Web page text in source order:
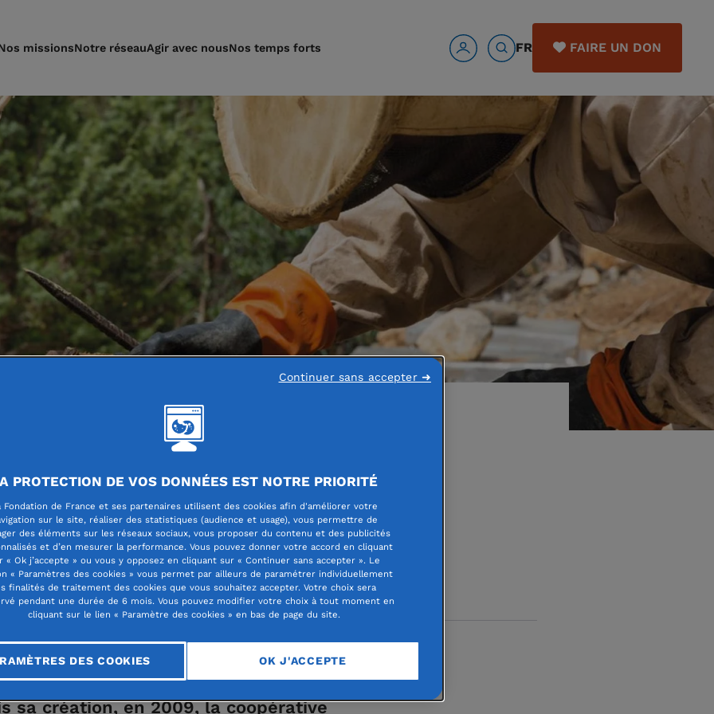
missionsNotre réseauAgir avec nousNos temps forts FR FAIRE UN DON
et des hommes
l’Atlas, Maroc Village d’Ait M’Hamed
sa création, en 2009, la coopérative
PROTECTION DE VOS DONNÉES EST NOTRE PRIORITÉ
Fondation de France et ses partenaires utilisent des cookies afin d'améliorer votre
sur le site, réaliser des statistiques (audience et usage), vous permettre de
des éléments sur les réseaux sociaux, vous proposer du contenu et des publicités
et d’en mesurer la performance. Vous pouvez donner votre accord en cliquant
« Ok j’accepte » ou vous y opposez en cliquant sur « Continuer sans accepter ». Le
« Paramètres des cookies » vous permet par ailleurs de paramétrer individuellement
finalités de traitement des cookies que vous souhaitez accepter. Votre choix sera
pendant une durée de 6 mois. Vous pouvez modifier votre choix à tout moment en
cliquant sur le lien « Paramètre des cookies » en bas de page du site.
DES COOKIES OK J'ACCEPTE
Continuer sans accepter ➜